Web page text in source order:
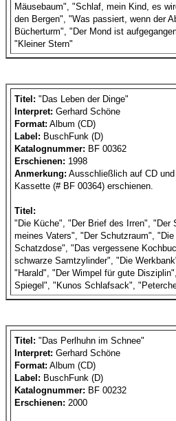
Mäusebaum", "Schlaf, mein Kind, es
den Bergen", "Was passiert, wenn der
Bücherturm", "Der Mond ist
"Kleiner Stern"
Titel: "Das Leben der Dinge"
Interpret: Gerhard Schöne
Format: Album (CD)
Label: BuschFunk (D)
Katalognummer: BF 00362
Erschienen: 1998
Anmerkung: Ausschließlich auf CD und
Kassette (# BF 00364) erschienen.
Titel:
"Die Küche", "Der Brief des Irren", "Der
meines Vaters", "Der Schutzraum", "Die
Schatzdose", "Das vergessene
schwarze Samtzylinder", "Die
"Harald", "Der Wimpel für gute
Spiegel", "Kunos Schlafsack",
Titel: "Das Perlhuhn im Schnee"
Interpret: Gerhard Schöne
Format: Album (CD)
Label: BuschFunk (D)
Katalognummer: BF 00232
Erschienen: 2000